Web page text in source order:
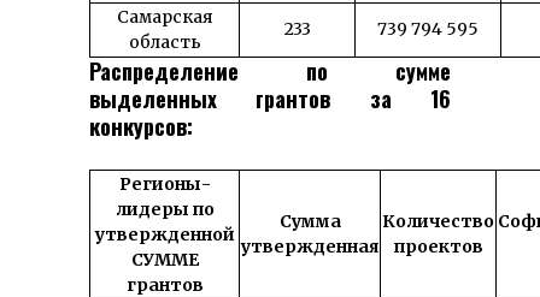
Самарская
область
233 739 794 595
Распределение по сумме
выделенных грантов за 16
конкурсов:
Регионы-
лидеры по
утвержденной
СУММЕ
грантов
Сумма
утвержденная
Количество
проектов